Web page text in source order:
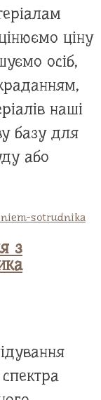
ціну
осіб,
наші
базу для
або
з